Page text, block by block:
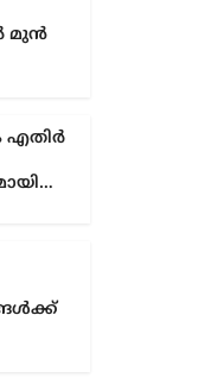
സയനൈഡ്
മുൻ
എതിർ